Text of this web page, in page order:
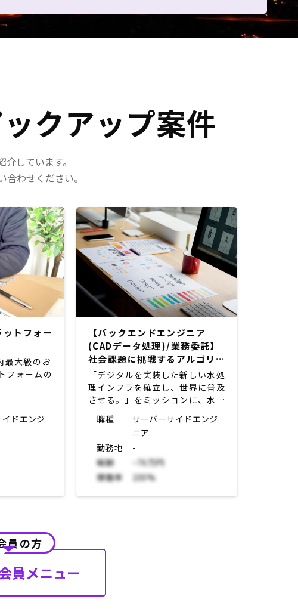
クアップ案件
しています。
わせください。
トフォー
最大級のお
フォームの
インシステ
トエンド開
するライブ
連携するた
開発、運用
の提案
成
ドエンジ
【バックエンドエンジニア
(CADデータ処理)/業務委託】
社会課題に挑戦するアルゴリズ
ムを活用した新規プロダクトの
製品化をリード
「デジタルを実装した新しい水処
理インフラを確立し、世界に普及
させる。」をミッションに、水不
足問題の解決に取り組む。今回
は、新規プロダクトの製品化に向
けて、CADデータ処理を行う自
社システムの開発に携わっていた
だける方を募集。
処理、自動作図処理を行う
【求める人物像】
・積極的な提案をしていただいた
職種
サーバーサイドエンジ
ニア
勤務地
-
報酬
~76万円
稼働率
100%
員の方
員メニュー